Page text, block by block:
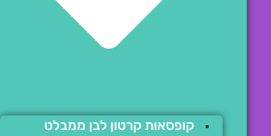
קופסאות קרטון לבן ממבלט